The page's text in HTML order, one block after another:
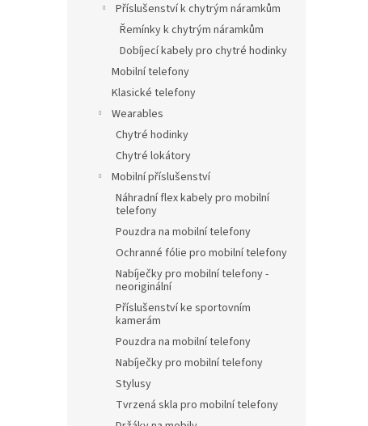
Příslušenství k chytrým náramkům
Řemínky k chytrým náramkům
Dobíjecí kabely pro chytré hodinky
Mobilní telefony
Klasické telefony
Wearables
Chytré hodinky
Chytré lokátory
Mobilní příslušenství
Náhradní flex kabely pro mobilní
telefony
Pouzdra na mobilní telefony
Ochranné fólie pro mobilní telefony
Nabíječky pro mobilní telefony -
neoriginální
Příslušenství ke sportovním
kamerám
Pouzdra na mobilní telefony
Nabíječky pro mobilní telefony
Stylusy
Tvrzená skla pro mobilní telefony